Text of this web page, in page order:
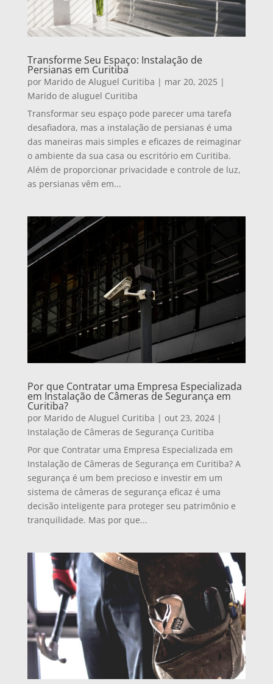
Transforme Seu Espaço: Instalação de
Persianas em Curitiba
por Marido de Aluguel Curitiba | mar 20, 2025 |
Marido de aluguel Curitiba
Transformar seu espaço pode parecer uma tarefa
desafiadora, mas a instalação de persianas é uma
das maneiras mais simples e eficazes de reimaginar
o ambiente da sua casa ou escritório em Curitiba.
Além de proporcionar privacidade e controle de luz,
as persianas vêm em...
Por que Contratar uma Empresa Especializada
em Instalação de Câmeras de Segurança em
Curitiba?
por Marido de Aluguel Curitiba | out 23, 2024|
Instalação de Câmeras de Segurança Curitiba
Por que Contratar uma Empresa Especializada em
Instalação de Câmeras de Segurança em Curitiba? A
segurança é um bem precioso e investir em um
sistema de câmeras de segurança eficaz é uma
decisão inteligente para proteger seu patrimônio e
tranquilidade. Mas por que...